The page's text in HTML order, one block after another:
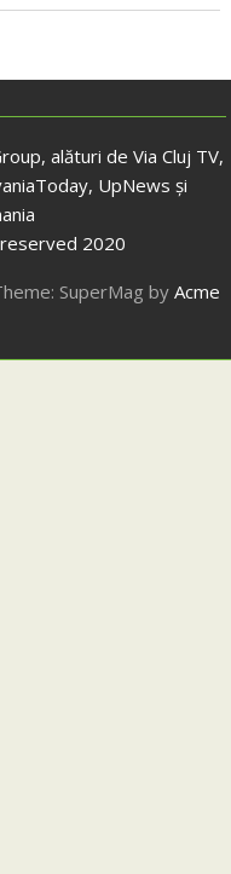
alături de Via Cluj TV,
UpNews și
2020
SuperMag byAcme